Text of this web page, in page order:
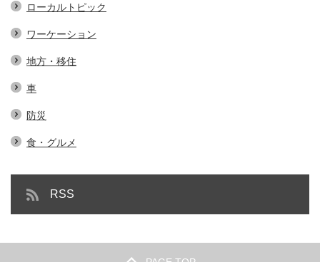
ローカルトピック
ワーケーション
地方・移住
車
防災
食・グルメ
RSS